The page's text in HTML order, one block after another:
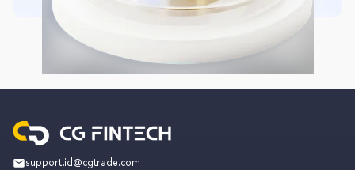
support.id@cgtrade.com